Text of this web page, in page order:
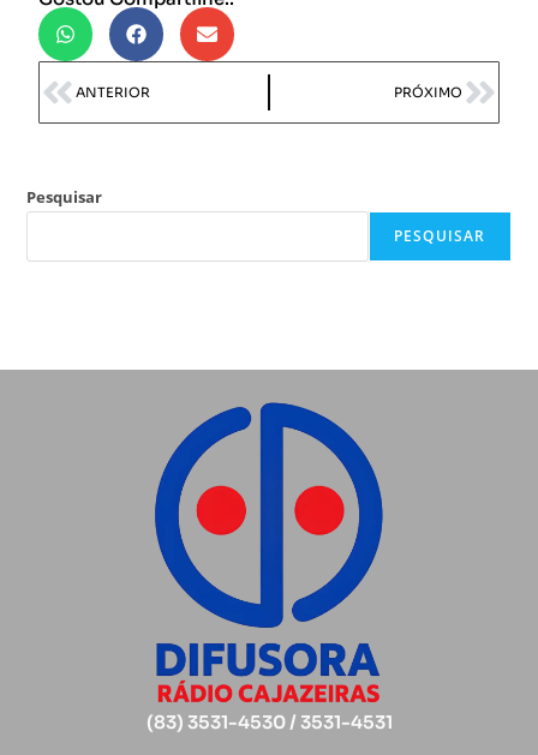
ANTERIOR PRÓXIMO
Pesquisar
PESQUISAR
(83) 3531-4530 / 3531-4531